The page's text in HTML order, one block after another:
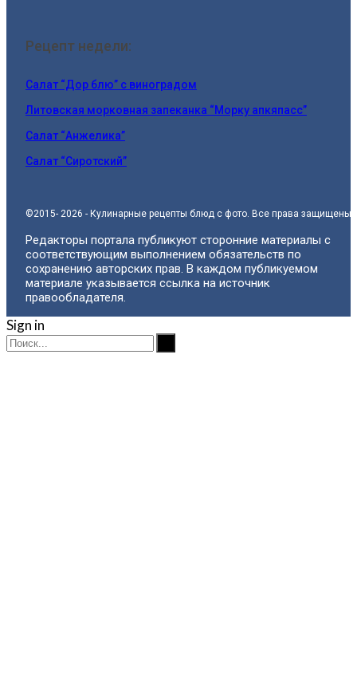
Рецепт недели:
Салат “Дор блю” с виноградом
Литовская морковная запеканка “Морку апкяпасс”
Салат “Анжелика”
Салат “Сиротский”
©2015- 2026 - Кулинарные рецепты блюд с фото. Все права защищены.
Редакторы портала публикуют сторонние материалы с
соответствующим выполнением обязательств по
сохранению авторских прав. В каждом публикуемом
материале указывается ссылка на источник
правообладателя.
Sign in